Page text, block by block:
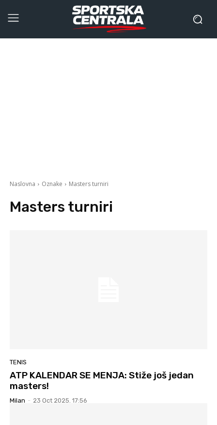
Naslovna Oznake Masters turniri
Masters turniri
TENIS
ATP KALENDAR SE MENJA: Stiže još jedan
masters!
Milan - 23 Oct 2025. 17:56